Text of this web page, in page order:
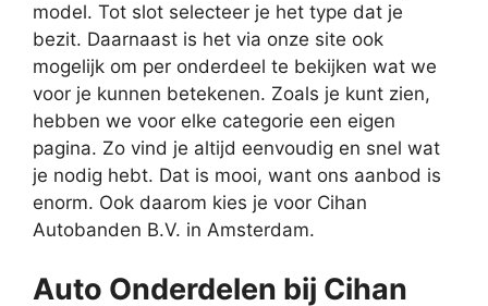
model. Tot slot selecteer je het type dat je
bezit. Daarnaast is het via onze site ook
mogelijk om per onderdeel te bekijken wat we
voor je kunnen betekenen. Zoals je kunt zien,
hebben we voor elke categorie een eigen
pagina. Zo vind je altijd eenvoudig en snel wat
je nodig hebt. Dat is mooi, want ons aanbod is
enorm. Ook daarom kies je voor Cihan
Autobanden B.V. in Amsterdam.
Auto Onderdelen bij Cihan